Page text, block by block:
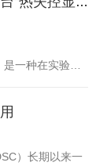
一种在实验室
乎不漏热的炉
冲到高点。因
业内常把它比
是放大后的热
）长期以来一